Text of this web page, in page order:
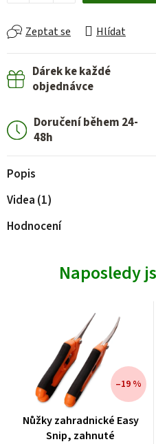
Zeptat se Hlídat
Dárek ke každé
objednávce
Doručení během 24-
48h
Popis
Videa (1)
Hodnocení
Naposledy
Nůžky zahradnické Easy
Snip, zahnuté
–19 %